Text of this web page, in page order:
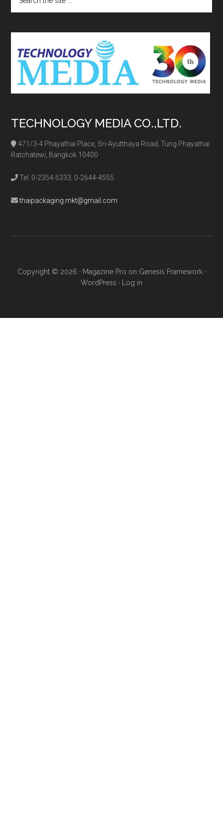
the
TECHNOLOGY MEDIA CO.,LTD.
471/3-4 Phayathai Place, Sri-Ayutthaya Road, Tung Phayathai
Ratchatewi, Bangkok 10400
Tel. 0-2354-5333, 0-2644-4555
thaipackaging.mkt@gmail.com
Copyright © 2026 · Magazine Pro on Genesis Framework·
WordPress · Log in